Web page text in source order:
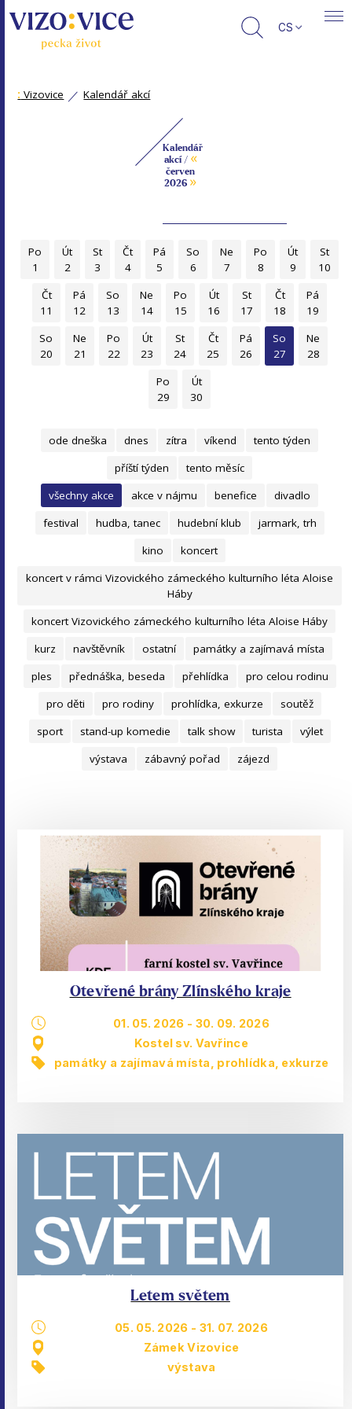
CS
: Vizovice Kalendář akcí
Kalendář
akcí / «
červen
2026 »
Po
1
Út
2
St
3
Čt
4
Pá
5
So
6
Ne
7
Po
8
Út
9
St
10
Čt
11
Pá
12
So
13
Ne
14
Po
15
Út
16
St
17
Čt
18
Pá
19
So
20
Ne
21
Po
22
Út
23
St
24
Čt
25
Pá
26
So
27
Ne
28
Po
29
Út
30
ode dneška dnes zítra víkend
tento týden
příští týden
tento měsíc
všechny akce
akce v nájmu benefice
divadlo
festival
hudba, tanec hudební klub
jarmark, trh
kino
koncert
koncert v rámci Vizovického zámeckého kulturního léta Aloise
Háby
koncert Vizovického zámeckého kulturního léta Aloise Háby
kurz
navštěvník ostatní
památky a zajímavá místa
ples
přednáška, beseda přehlídka
pro celou rodinu
pro děti
pro rodiny prohlídka, exkurze
soutěž
sport
stand-up komedie talk show turista
výlet
výstava
zábavný pořad zájezd
Otevřené brány Zlínského kraje
01. 05. 2026 - 30. 09. 2026
Kostel sv. Vavřince
památky a zajímavá místa
prohlídka, exkurze
Letem světem
05. 05. 2026 - 31. 07. 2026
Zámek Vizovice
výstava